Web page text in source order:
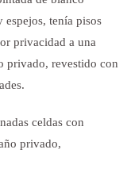
espejos, tenía pisos
privacidad a una
privado, revestido con
celdas con
privado,